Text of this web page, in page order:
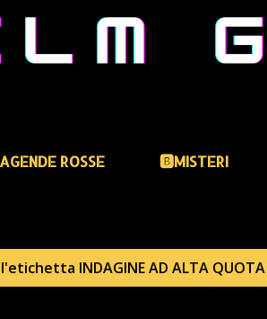
ROSSE 🅱️MISTERI
l'etichetta INDAGINE AD ALTA QUOTA